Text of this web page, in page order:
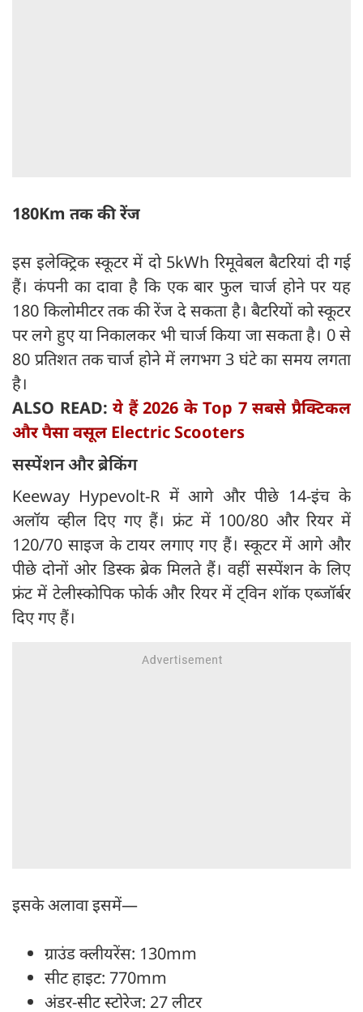
180Km तक की रेंज
इस इलेक्ट्रिक स्कूटर में दो 5kWh रिमूवेबल बैटरियां दी गई
हैं। कंपनी का दावा है कि एक बार फुल चार्ज होने पर यह
180 किलोमीटर तक की रेंज दे सकता है। बैटरियों को स्कूटर
पर लगे हुए या निकालकर भी चार्ज किया जा सकता है। 0 से
80 प्रतिशत तक चार्ज होने में लगभग 3 घंटे का समय लगता
है।
ALSO READ:ये हैं 2026 के Top 7 सबसे प्रैक्टिकल
और पैसा वसूल Electric Scooters
सस्पेंशन और ब्रेकिंग
Keeway Hypevolt-R में आगे और पीछे 14-इंच के
अलॉय व्हील दिए गए हैं। फ्रंट में 100/80 और रियर में
120/70 साइज के टायर लगाए गए हैं। स्कूटर में आगे और
पीछे दोनों ओर डिस्क ब्रेक मिलते हैं। वहीं सस्पेंशन के लिए
फ्रंट में टेलीस्कोपिक फोर्क और रियर में ट्विन शॉक एब्जॉर्बर
दिए गए हैं।
इसके अलावा इसमें—
ग्राउंड क्लीयरेंस: 130mm
सीट हाइट: 770mm
अंडर-सीट स्टोरेज: 27 लीटर